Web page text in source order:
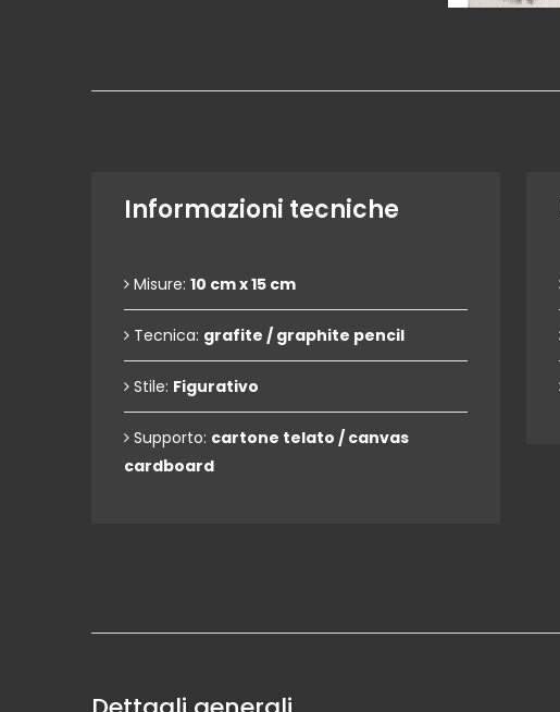
Informazioni tecniche
Misure: 10 cm x 15 cm
Tecnica: grafite / graphite pencil
Stile: Figurativo
Supporto: cartone telato / canvas
cardboard